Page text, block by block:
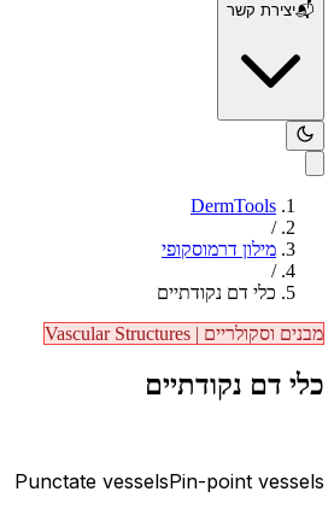
📬יצירת קשר
DermTools
/
מילון דרמוסקופי
/
כלי דם נקודתיים
מבנים וסקולריים |
Vascular Structures
כלי דם נקודתיים
Pin-point vessels
Punctate vessels